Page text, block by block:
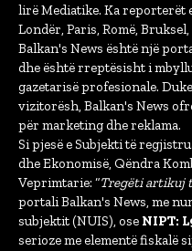
lirë Mediatike. Ka reporterët
Londër, Paris, Romë,
Balkan's News është një
dhe është rreptësisht i
gazetarisë profesionale.
vizitorësh, Balkan's News
për marketing dhe reklama.
Si pjesë e Subjekti të
dhe Ekonomisë, Qëndra
Veprimtarie: “Tregëti artikuj
portali Balkan's News, me
subjektit (NUIS), ose NIPT:
serioze me elementë fiskalë